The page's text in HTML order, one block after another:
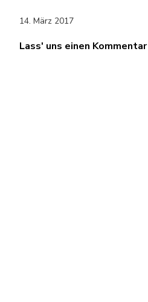
14. März 2017
Lass' uns einen